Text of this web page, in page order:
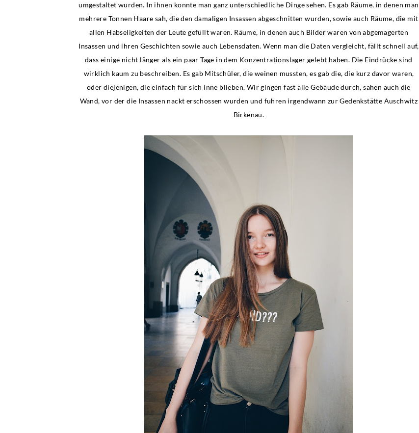
umgestaltet wurden. In ihnen konnte man ganz unterschiedliche Dinge sehen. Es gab Räume, in denen man
mehrere Tonnen Haare sah, die den damaligen Insassen abgeschnitten wurden, sowie auch Räume, die mit
allen Habseligkeiten der Leute gefüllt waren. Räume, in denen auch Bilder waren von abgemagerten
Insassen und ihren Geschichten sowie auch Lebensdaten. Wenn man die Daten vergleicht, fällt schnell auf,
dass einige nicht länger als ein paar Tage in dem Konzentrationslager gelebt haben. Die Eindrücke sind
wirklich kaum zu beschreiben. Es gab Mitschüler, die weinen mussten, es gab die, die kurz davor waren,
oder diejenigen, die einfach für sich inne blieben. Wir gingen fast alle Gebäude durch, sahen auch die
Wand, vor der die Insassen nackt erschossen wurden und fuhren irgendwann zur Gedenkstätte Auschwitz
Birkenau.